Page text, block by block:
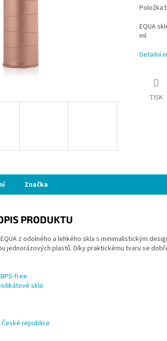
Položka
EQUA
ml
Detailní
TISK
Značka
PRODUKTU
z odolného a lehkého skla s minimalistickým
jednorázových plastů. Díky praktickému tvaru se
free
sklo
republice